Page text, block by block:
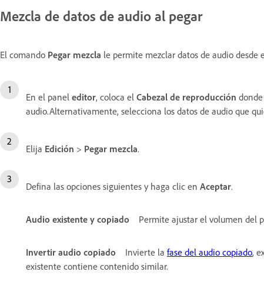
Mezcla de datos de audio al pegar
El comando Pegar mezcla le permite mezclar datos de audio
En el panel editor, coloca el Cabezal de reproducción
audio.Alternativamente, selecciona los datos de audio que
Elija Edición > Pegar mezcla.
Defina las opciones siguientes y haga clic en Aceptar.
Audio existente y copiado Permite ajustar el volumen del
Invertir audio copiado Invierte la fase del audio copiado,
existente contiene contenido similar.